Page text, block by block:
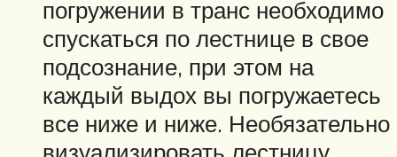
погружении в транс необходимо
спускаться по лестнице в свое
подсознание, при этом на
каждый выдох вы погружаетесь
все ниже и ниже. Необязательно